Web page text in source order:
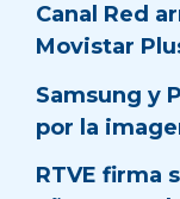
Canal Red
Movistar
Samsung y
por la
RTVE firma